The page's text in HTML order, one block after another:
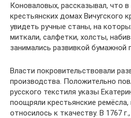
Коноваловых, рассказывал, что
крестьянских домах Вичугского
увидеть ручные станы, на
миткали, салфетки, холсты,
занимались развивкой бумажной
Власти покровительствовали
производства. Положительно
русского текстиля указы
поощряли крестьянские
относилось к ткачеству. В 1767